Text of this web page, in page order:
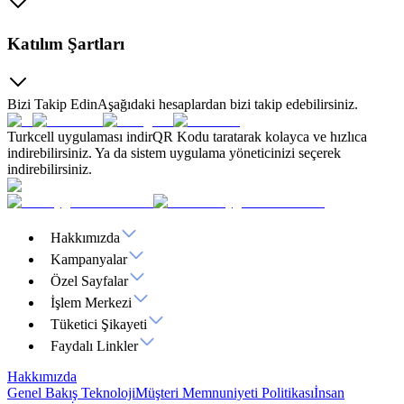
Katılım Şartları
Bizi Takip EdinAşağıdaki hesaplardan bizi takip edebilirsiniz.
Turkcell uygulaması indirQR Kodu taratarak kolayca ve hızlıca
indirebilirsiniz. Ya da sistem uygulama yöneticinizi seçerek
indirebilirsiniz.
Hakkımızda
Kampanyalar
Özel Sayfalar
İşlem Merkezi
Tüketici Şikayeti
Faydalı Linkler
Hakkımızda
Genel Bakış TeknolojiMüşteri Memnuniyeti Politikasıİnsan